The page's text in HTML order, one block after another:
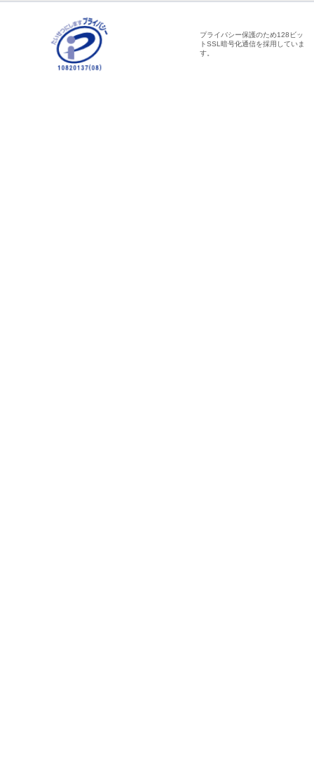
プライバシー保護のため128ビッ
トSSL暗号化通信を採用していま
す。